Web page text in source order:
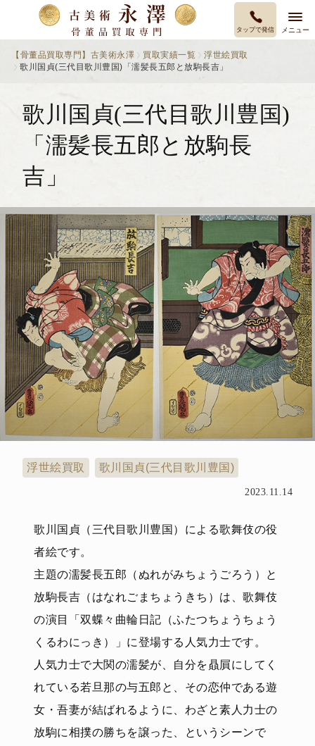
タップで発信 メニュー
【骨董品買取専門】古美術永澤 買取実績一覧
浮世絵買取
歌川国貞(三代目歌川豊国)「濡髪長五郎と放駒長吉」
歌川国貞(三代目歌川豊国)
「濡髪長五郎と放駒長
吉」
浮世絵買取 歌川国貞(三代目歌川豊国)
2023.11.14
歌川国貞（三代目歌川豊国）による歌舞伎の役
者絵です。
主題の濡髪長五郎（ぬれがみちょうごろう）と
放駒長吉（はなれごまちょうきち）は、歌舞伎
の演目「双蝶々曲輪日記（ふたつちょうちょう
くるわにっき）」に登場する人気力士です。
人気力士で大関の濡髪が、自分を贔屓にしてく
れている若旦那の与五郎と、その恋仲である遊
女・吾妻が結ばれるように、わざと素人力士の
放駒に相撲の勝ちを譲った、というシーンで